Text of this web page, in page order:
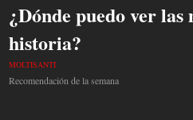
¿Dónde puedo ver las
historia?
MOLTISANTI
Recomendación de la semana